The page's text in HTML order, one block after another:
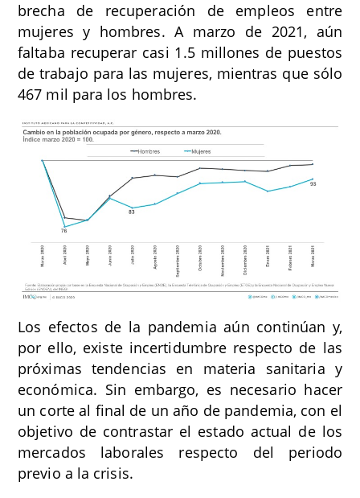
brecha de recuperación de empleos entre
mujeres y hombres. A marzo de 2021, aún
faltaba recuperar casi 1.5 millones de puestos
de trabajo para las mujeres, mientras que sólo
467 mil para los hombres.
Los efectos de la pandemia aún continúan y,
por ello, existe incertidumbre respecto de las
próximas tendencias en materia sanitaria y
económica. Sin embargo, es necesario hacer
un corte al final de un año de pandemia, con el
objetivo de contrastar el estado actual de los
mercados laborales respecto del periodo
previo a la crisis.